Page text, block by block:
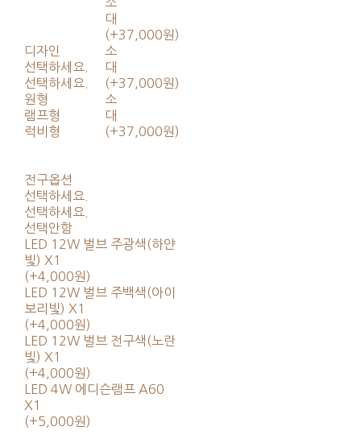
디자인
선택하세요.
선택하세요.
원형
램프형
럭비형
대
(+37,000원)
소
대
(+37,000원)
소
대
(+37,000원)
전구옵션
선택하세요.
선택하세요.
선택안함
LED 12W 벌브 주광색(하얀
빛) X1
(+4,000원)
LED 12W 벌브 주백색(아이
보리빛) X1
(+4,000원)
LED 12W 벌브 전구색(노란
빛) X1
(+4,000원)
LED 4W 에디슨램프 A60
X1
(+5,000원)